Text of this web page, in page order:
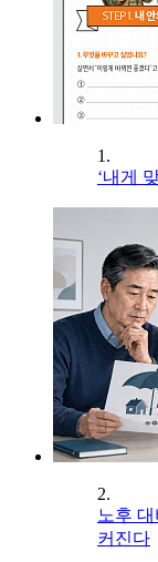
1.
‘내게
2.
노후
커진다